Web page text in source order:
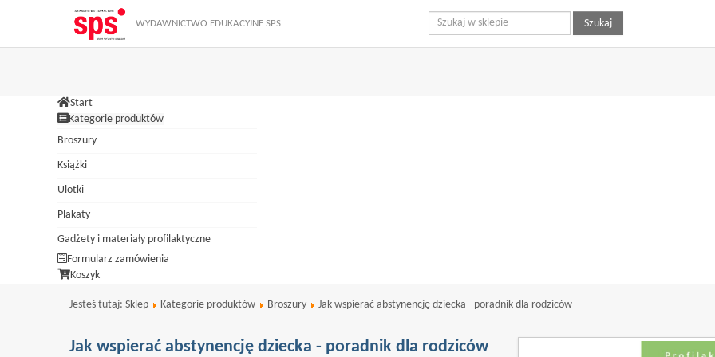
W ramach naszej witryny stosujemy pliki cookies. Korzystanie z witryny bez zmiany ustawień dotyczących cookies oznacza, że będą one
dokonać w każdym czasie zmiany ustawień dotyczących cookies. Więcej szczegółów w naszej 'Polityce Cookies'.
WYDAWNICTWO EDUKACYJNE SPS Szukaj
Start
Kategorie produktów
Broszury
Książki
Ulotki
Plakaty
Gadżety i materiały profilaktyczne
Formularz zamówienia
Koszyk
Jesteś tutaj: Sklep Kategorie produktów Broszury Jak wspierać abstynencję dziecka - poradnik dla rodziców
Jak wspierać abstynencję dziecka - poradnik dla rodziców